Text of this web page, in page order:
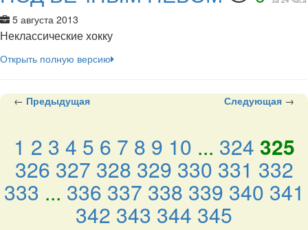
5 августа 2013
Неклассические хокку
Открыть полную версию
← Предыдущая Следующая →
1 2 3 4 5 6 7 8 9 10 ... 324 325
326 327 328 329 330 331 332
333 ... 336 337 338 339 340 341
342 343 344 345